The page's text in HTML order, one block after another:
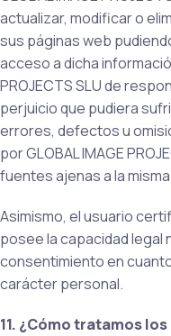
actualizar, modificar o
sus páginas web
acceso a dicha
PROJECTS SLU de
perjuicio que pudiera
errores, defectos u
por GLOBAL IMAGE
fuentes ajenas a la
Asimismo, el usuario
posee la capacidad legal
consentimiento en
carácter personal.
11. ¿Cómo tratamos